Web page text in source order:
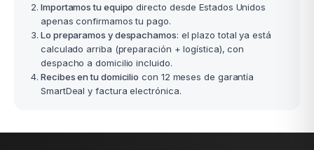
Importamos tu equipo directo desde Estados Unidos
apenas confirmamos tu pago.
Lo preparamos y despachamos: el plazo total ya está
calculado arriba (preparación + logística), con
despacho a domicilio incluido.
Recibes en tu domicilio con 12 meses de garantía
SmartDeal y factura electrónica.